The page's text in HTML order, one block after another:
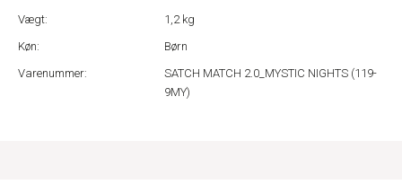
Vægt:
1,2 kg
Køn:
Børn
Varenummer:
SATCH MATCH 2.0_MYSTIC NIGHTS (119-
9MY)